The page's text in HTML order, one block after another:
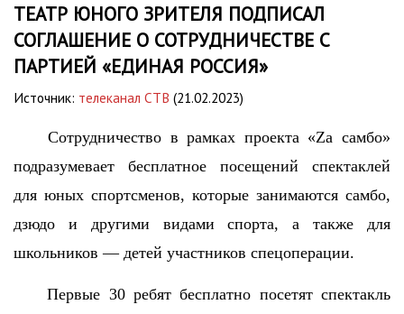
ТЕАТР ЮНОГО ЗРИТЕЛЯ ПОДПИСАЛ
СОГЛАШЕНИЕ О СОТРУДНИЧЕСТВЕ С
ПАРТИЕЙ «ЕДИНАЯ РОССИЯ»
Источник: телеканал СТВ (21.02.2023)
Сотрудничество в рамках проекта «Zа самбо»
подразумевает бесплатное посещений спектаклей
для юных спортсменов, которые занимаются самбо,
дзюдо и другими видами спорта, а также для
школьников — детей участников спецоперации.
Первые 30 ребят бесплатно посетят спектакль